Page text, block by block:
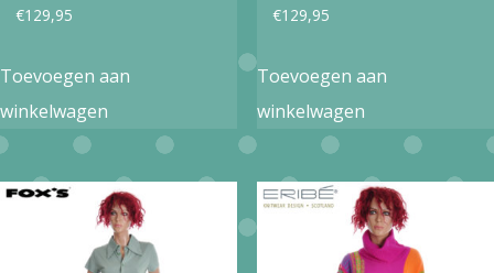
€129,95
Toevoegen aan
winkelwagen
€129,95
Toevoegen aan
winkelwagen